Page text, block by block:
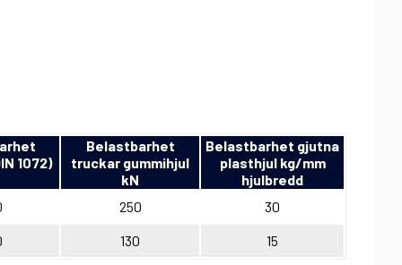
1072)
Belastbarhet
truckar gummihjul
kN
Belastbarhet gjutna
plasthjul kg/mm
hjulbredd
250
30
130 15